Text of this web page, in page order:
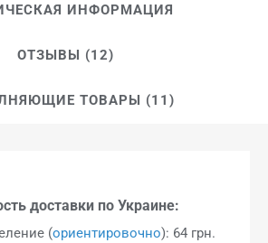
ИНФОРМАЦИЯ
ОТЗЫВЫ (12)
ТОВАРЫ (11)
доставки по Украине:
(ориентировочно): 64 грн.